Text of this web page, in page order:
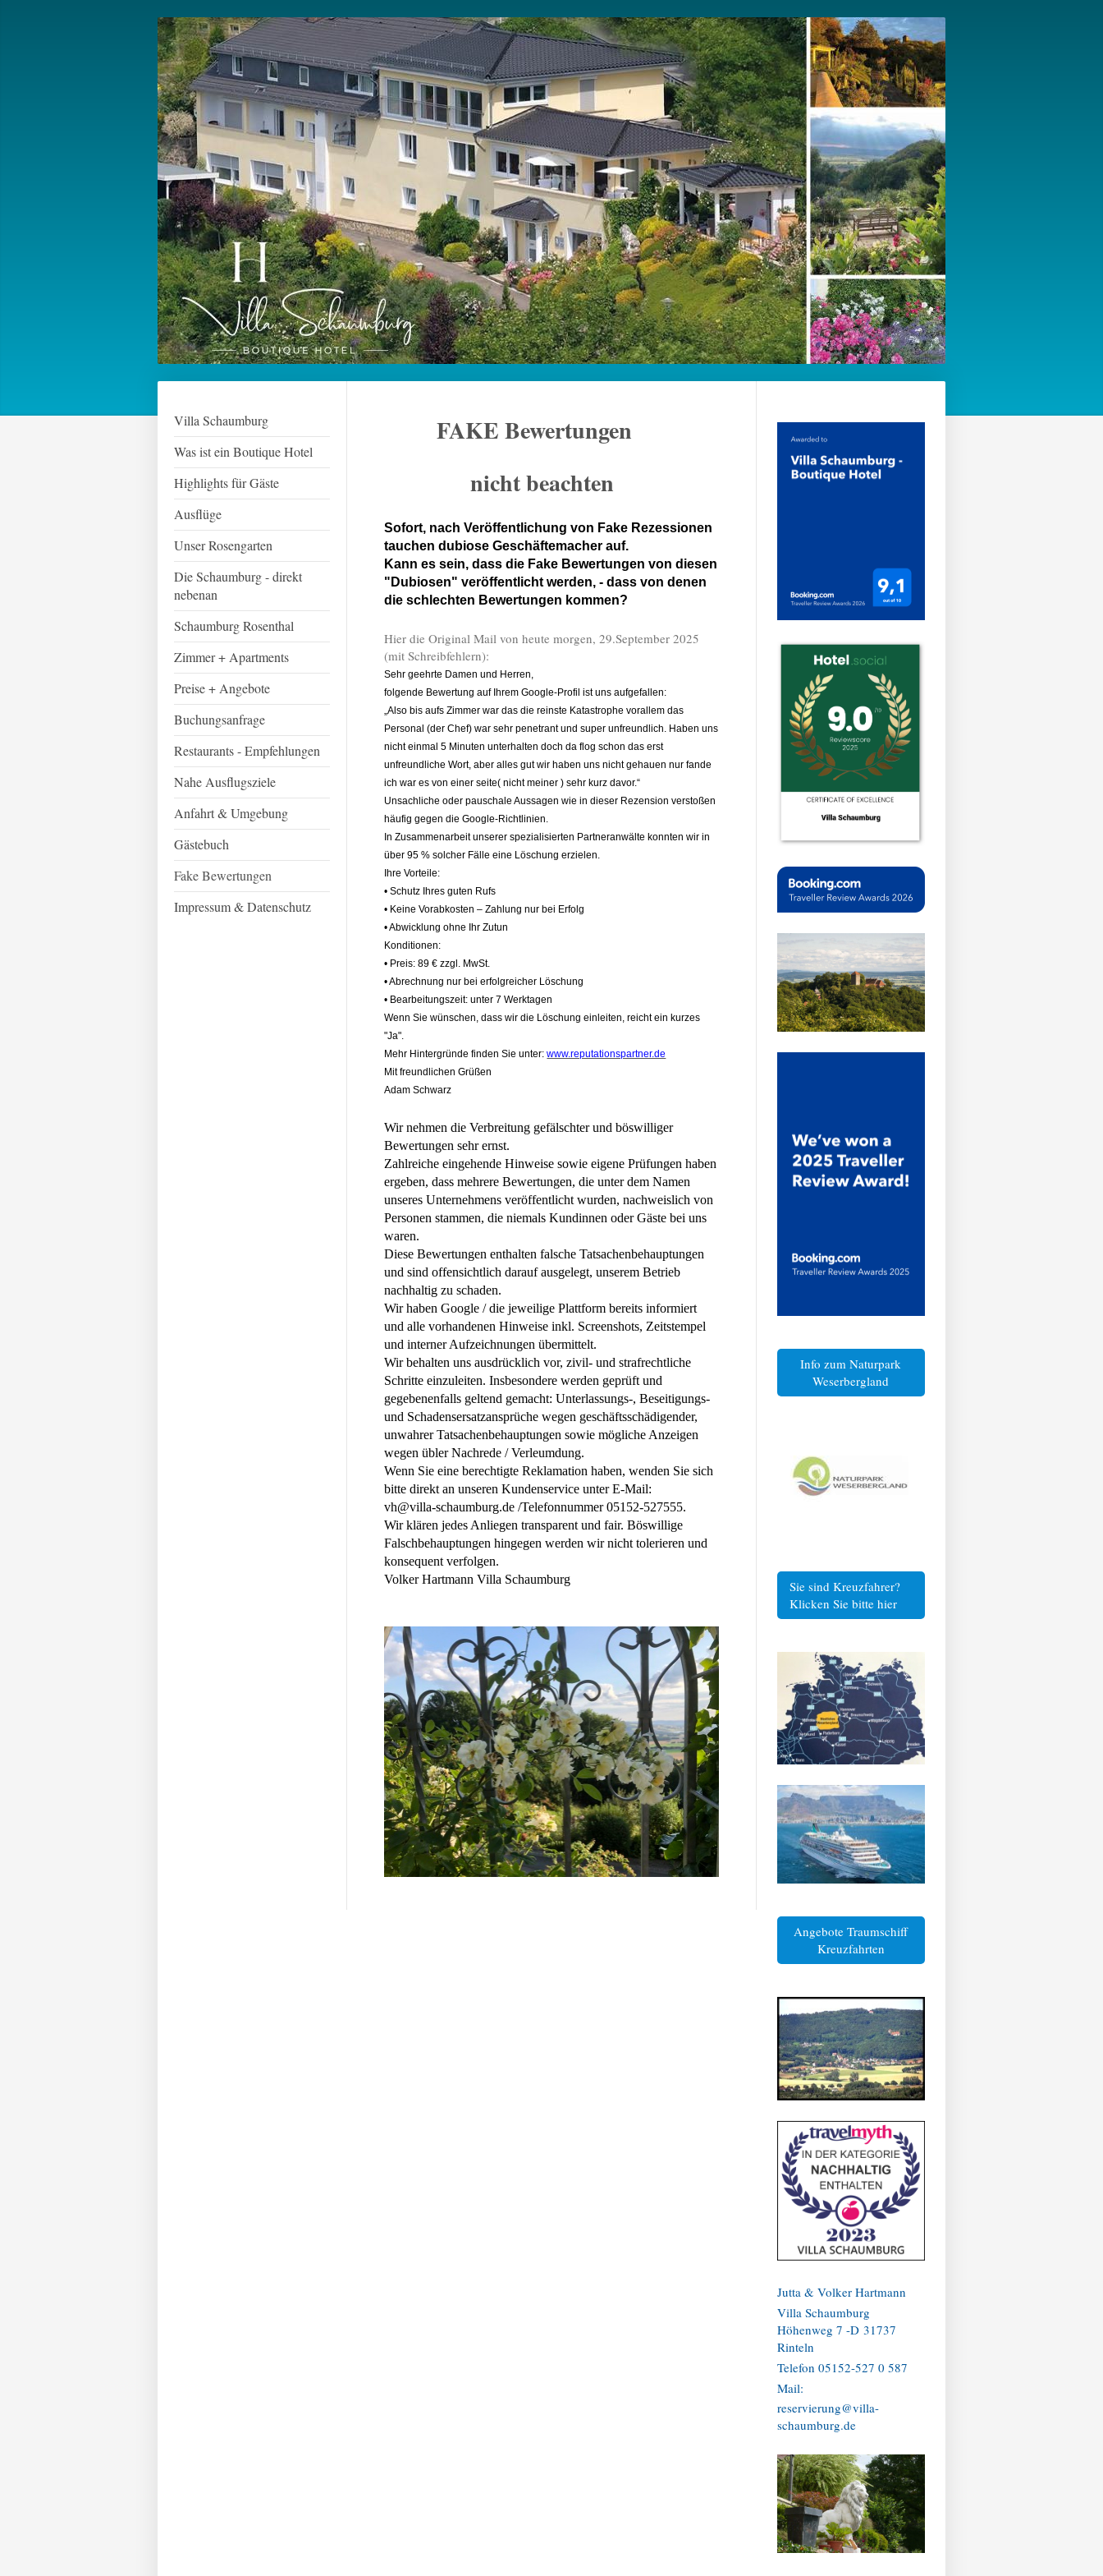
Villa Schaumburg
Was ist ein Boutique Hotel
Highlights für Gäste
Ausflüge
Unser Rosengarten
Die Schaumburg - direkt
nebenan
Schaumburg Rosenthal
Zimmer + Apartments
Preise + Angebote
Buchungsanfrage
Restaurants - Empfehlungen
Nahe Ausflugsziele
Anfahrt & Umgebung
Gästebuch
Fake Bewertungen
Impressum & Datenschutz
FAKE Bewertungen
nicht beachten
Sofort, nach Veröffentlichung von Fake Rezessionen
tauchen dubiose Geschäftemacher auf.
Kann es sein, dass die Fake Bewertungen von diesen
"Dubiosen" veröffentlicht werden, - dass von denen
die schlechten Bewertungen kommen?
Hier die Original Mail von heute morgen, 29.September 2025
(mit Schreibfehlern):
Sehr geehrte Damen und Herren,
folgende Bewertung auf Ihrem Google-Profil ist uns aufgefallen:
„Also bis aufs Zimmer war das die reinste Katastrophe vorallem das
Personal (der Chef) war sehr penetrant und super unfreundlich. Haben uns
nicht einmal 5 Minuten unterhalten doch da flog schon das erst
unfreundliche Wort, aber alles gut wir haben uns nicht gehauen nur fande
ich war es von einer seite( nicht meiner ) sehr kurz davor.“
Unsachliche oder pauschale Aussagen wie in dieser Rezension verstoßen
häufig gegen die Google-Richtlinien.
In Zusammenarbeit unserer spezialisierten Partneranwälte konnten wir in
über 95 % solcher Fälle eine Löschung erzielen.
Ihre Vorteile:
• Schutz Ihres guten Rufs
• Keine Vorabkosten – Zahlung nur bei Erfolg
• Abwicklung ohne Ihr Zutun
Konditionen:
• Preis: 89 € zzgl. MwSt.
• Abrechnung nur bei erfolgreicher Löschung
• Bearbeitungszeit: unter 7 Werktagen
Wenn Sie wünschen, dass wir die Löschung einleiten, reicht ein kurzes
"Ja".
Mehr Hintergründe finden Sie unter:www.reputationspartner.de
Mit freundlichen Grüßen
Adam Schwarz
Wir nehmen die Verbreitung gefälschter und böswilliger
Bewertungen sehr ernst.
Zahlreiche eingehende Hinweise sowie eigene Prüfungen haben
ergeben, dass mehrere Bewertungen, die unter dem Namen
unseres Unternehmens veröffentlicht wurden, nachweislich von
Personen stammen, die niemals Kundinnen oder Gäste bei uns
waren.
Diese Bewertungen enthalten falsche Tatsachenbehauptungen
und sind offensichtlich darauf ausgelegt, unserem Betrieb
nachhaltig zu schaden.
Wir haben Google / die jeweilige Plattform bereits informiert
und alle vorhandenen Hinweise inkl. Screenshots, Zeitstempel
und interner Aufzeichnungen übermittelt.
Wir behalten uns ausdrücklich vor, zivil- und strafrechtliche
Schritte einzuleiten. Insbesondere werden geprüft und
gegebenenfalls geltend gemacht: Unterlassungs-, Beseitigungs-
und Schadensersatzansprüche wegen geschäftsschädigender,
unwahrer Tatsachenbehauptungen sowie mögliche Anzeigen
wegen übler Nachrede / Verleumdung.
Wenn Sie eine berechtigte Reklamation haben, wenden Sie sich
bitte direkt an unseren Kundenservice unter E-Mail:
vh@villa-schaumburg.de /Telefonnummer 05152-527555.
Wir klären jedes Anliegen transparent und fair. Böswillige
Falschbehauptungen hingegen werden wir nicht tolerieren und
konsequent verfolgen.
Volker Hartmann Villa Schaumburg
Info zum Naturpark
Weserbergland
Sie sind Kreuzfahrer?
Klicken Sie bitte hier
Angebote Traumschiff
Kreuzfahrten
Jutta & Volker Hartmann
Villa Schaumburg
Höhenweg 7 -D 31737
Rinteln
Telefon 05152-527 0 587
Mail:
reservierung@villa-
schaumburg.de